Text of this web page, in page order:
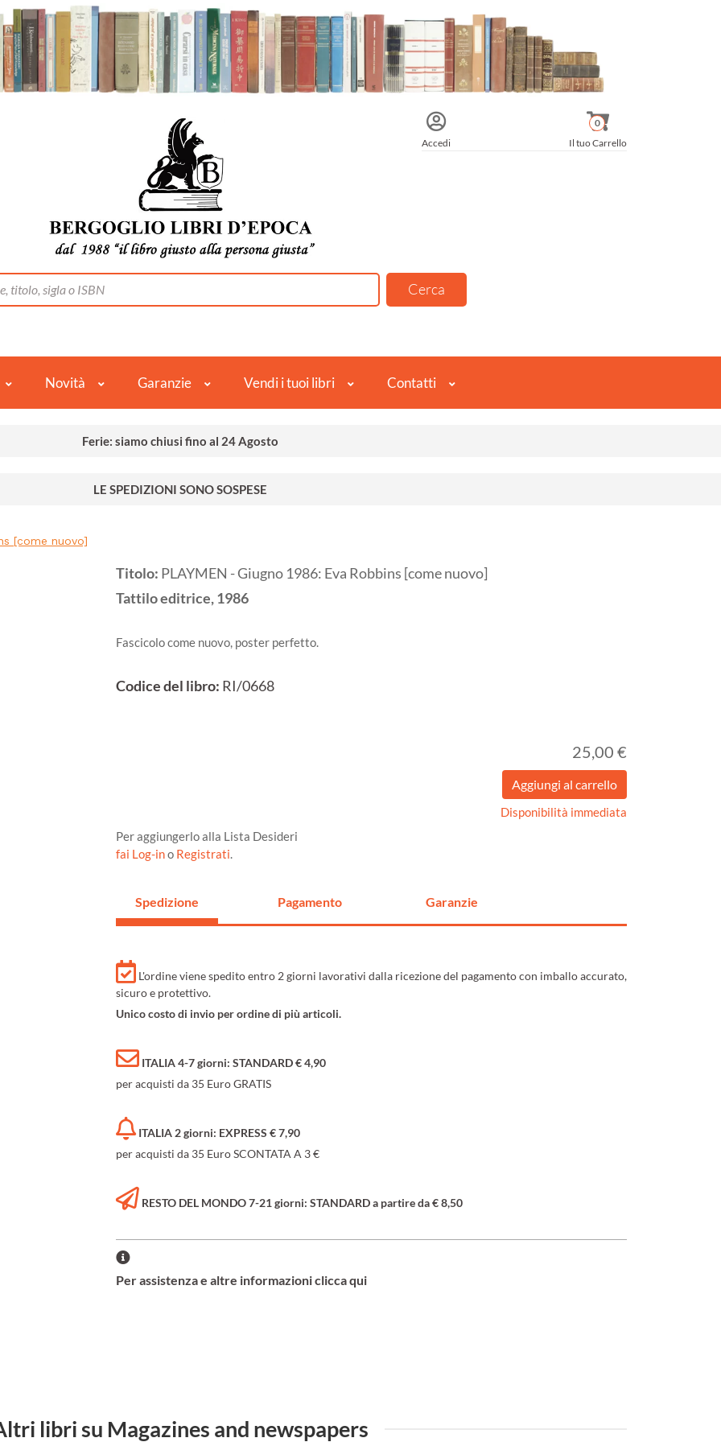
Accedi Il tuo Carrello
0
Novità Garanzie Vendi i tuoi libri Contatti
Ferie: siamo chiusi fino al 24 Agosto
LE SPEDIZIONI SONO SOSPESE
[come nuovo]
Titolo: PLAYMEN - Giugno 1986: Eva Robbins [come nuovo]
Tattilo editrice,1986
Fascicolo come nuovo, poster perfetto.
Codice del libro: RI/0668
25,00 €
Disponibilità immediata
Per aggiungerlo alla Lista Desideri
fai Log-ino Registrati.
Spedizione Pagamento Garanzie
L'ordine viene spedito entro 2 giorni lavorativi dalla ricezione del pagamento con imballo accurato,
sicuro e protettivo.
Unico costo di invio per ordine di più articoli.
ITALIA 4-7 giorni: STANDARD € 4,90
per acquisti da 35 Euro GRATIS
ITALIA 2 giorni: EXPRESS € 7,90
per acquisti da 35 Euro SCONTATA A 3 €
RESTO DEL MONDO 7-21 giorni: STANDARD a partire da € 8,50
Per assistenza e altre informazioni clicca qui
libri su Magazines and newspapers